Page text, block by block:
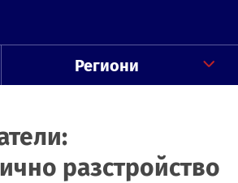
Региони
разстройство